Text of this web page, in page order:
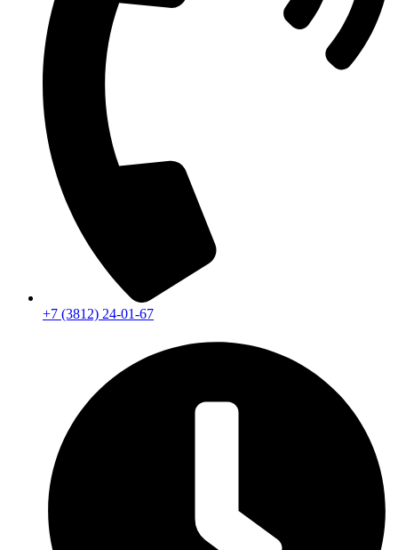
+7 (3812) 24-01-67